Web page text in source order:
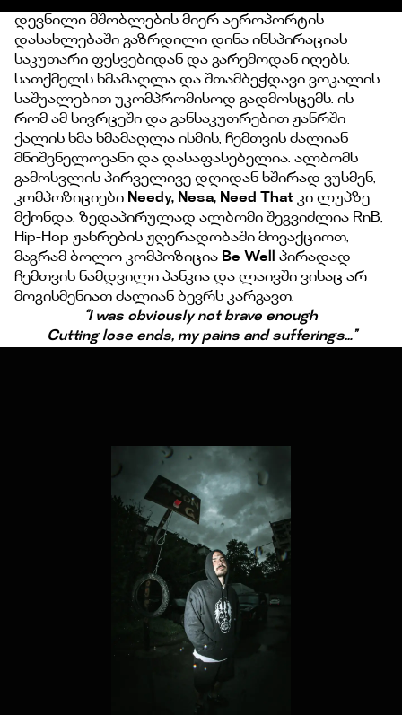
დევნილი მშობლების მიერ აეროპორტის
დასახლებაში გაზრდილი დინა ინსპირაციას
საკუთარი ფესვებიდან და გარემოდან იღებს.
სათქმელს ხმამაღლა და შთამბეჭდავი ვოკალის
საშუალებით უკომპრომისოდ გადმოსცემს. ის
რომ ამ სივრცეში და განსაკუთრებით ჟანრში
ქალის ხმა ხმამაღლა ისმის, ჩემთვის ძალიან
მნიშვნელოვანი და დასაფასებელია. ალბომს
გამოსვლის პირველივე დღიდან ხშირად ვუსმენ,
კომპოზიციები Needy, Nesa, Need That კი ლუპზე
მქონდა. ზედაპირულად ალბომი შეგვიძლია RnB,
Hip-Hop ჟანრების ჟღერადობაში მოვაქციოთ,
მაგრამ ბოლო კომპოზიცია Be Well პირადად
ჩემთვის ნამდვილი პანკია და ლაივში ვისაც არ
მოგისმენიათ ძალიან ბევრს კარგავთ.
‘’I was obviously not brave enough
Cutting lose ends, my pains and sufferings…’’